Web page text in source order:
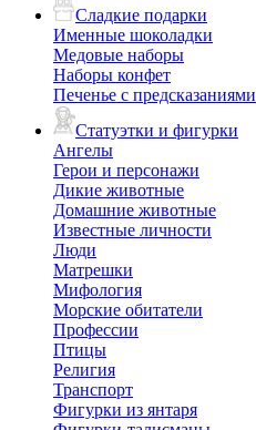
Сладкие подарки
Именные шоколадки
Медовые наборы
Наборы конфет
Печенье с предсказаниями
Статуэтки и фигурки
Ангелы
Герои и персонажи
Дикие животные
Домашние животные
Известные личности
Люди
Матрешки
Мифология
Морские обитатели
Профессии
Птицы
Религия
Транспорт
Фигурки из янтаря